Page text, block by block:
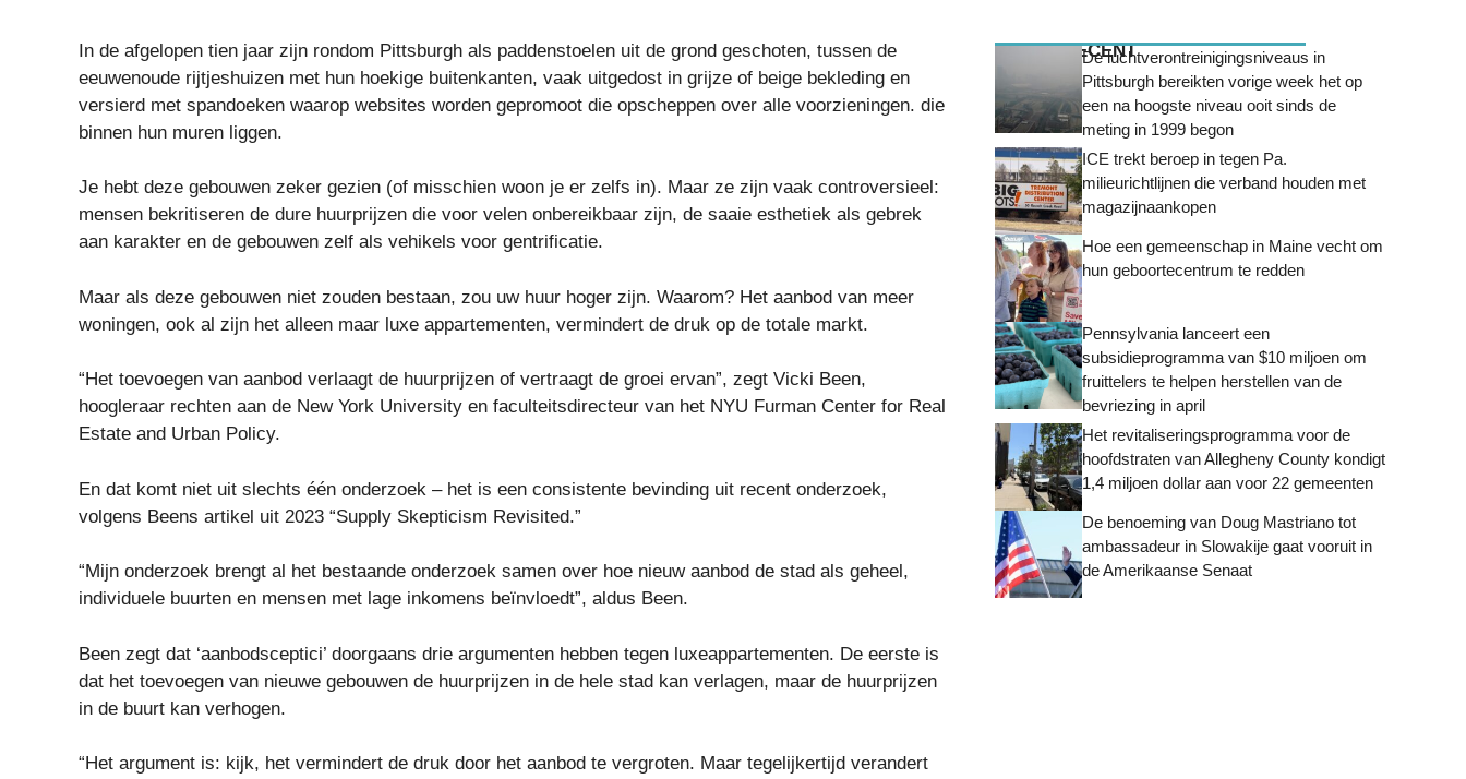
In de afgelopen tien jaar zijn rondom Pittsburgh als paddenstoelen uit de grond geschoten, tussen de
eeuwenoude rijtjeshuizen met hun hoekige buitenkanten, vaak uitgedost in grijze of beige bekleding en
versierd met spandoeken waarop websites worden gepromoot die opscheppen over alle voorzieningen. die
binnen hun muren liggen.
Je hebt deze gebouwen zeker gezien (of misschien woon je er zelfs in). Maar ze zijn vaak controversieel:
mensen bekritiseren de dure huurprijzen die voor velen onbereikbaar zijn, de saaie esthetiek als gebrek
aan karakter en de gebouwen zelf als vehikels voor gentrificatie.
Maar als deze gebouwen niet zouden bestaan, zou uw huur hoger zijn. Waarom? Het aanbod van meer
woningen, ook al zijn het alleen maar luxe appartementen, vermindert de druk op de totale markt.
“Het toevoegen van aanbod verlaagt de huurprijzen of vertraagt ​​de groei ervan”, zegt Vicki Been,
hoogleraar rechten aan de New York University en faculteitsdirecteur van het NYU Furman Center for Real
Estate and Urban Policy.
En dat komt niet uit slechts één onderzoek – het is een consistente bevinding uit recent onderzoek,
volgens Beens artikel uit 2023 “Supply Skepticism Revisited.”
“Mijn onderzoek brengt al het bestaande onderzoek samen over hoe nieuw aanbod de stad als geheel,
individuele buurten en mensen met lage inkomens beïnvloedt”, aldus Been.
Been zegt dat ‘aanbodsceptici’ doorgaans drie argumenten hebben tegen luxeappartementen. De eerste is
dat het toevoegen van nieuwe gebouwen de huurprijzen in de hele stad kan verlagen, maar de huurprijzen
in de buurt kan verhogen.
“Het argument is: kijk, het vermindert de druk door het aanbod te vergroten. Maar tegelijkertijd verandert
MEEST RECENTDe luchtverontreinigingsniveaus in
Pittsburgh bereikten vorige week het op
een na hoogste niveau ooit sinds de
meting in 1999 begon
ICE trekt beroep in tegen Pa.
milieurichtlijnen die verband houden met
magazijnaankopen
Hoe een gemeenschap in Maine vecht om
hun geboortecentrum te redden
Pennsylvania lanceert een
subsidieprogramma van $10 miljoen om
fruittelers te helpen herstellen van de
bevriezing in april
Het revitaliseringsprogramma voor de
hoofdstraten van Allegheny County kondigt
1,4 miljoen dollar aan voor 22 gemeenten
De benoeming van Doug Mastriano tot
ambassadeur in Slowakije gaat vooruit in
de Amerikaanse Senaat